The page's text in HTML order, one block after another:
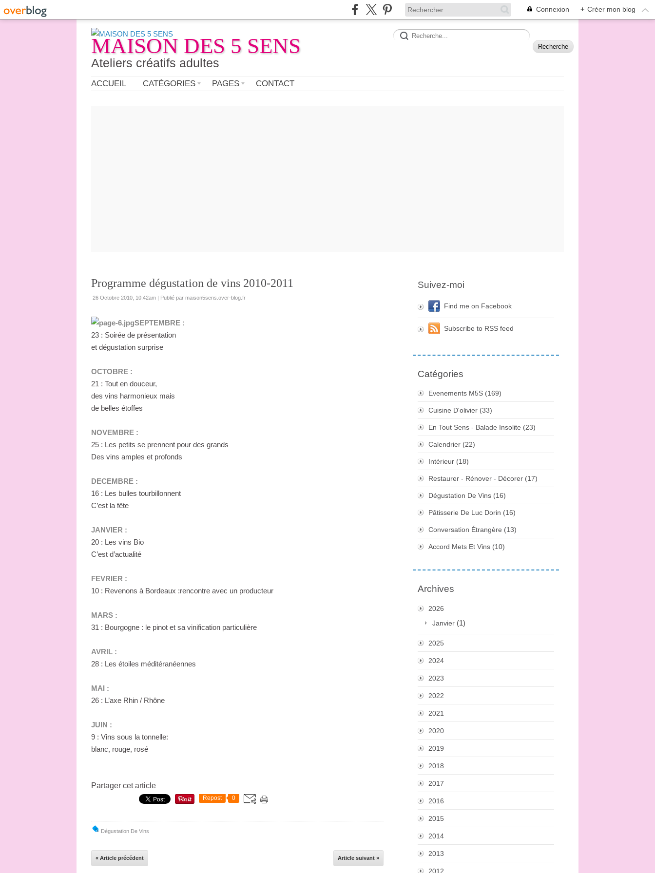
Connexion + Créer mon blog
MAISON DES 5 SENS
Ateliers créatifs adultes
ACCUEIL CATÉGORIES PAGES CONTACT
Programme dégustation de vins 2010-2011
26 Octobre 2010, 10:42am | Publié par maison5sens.over-blog.fr
SEPTEMBRE :
23 : Soirée de présentation
et dégustation surprise
OCTOBRE :
21 : Tout en douceur,
des vins harmonieux mais
de belles étoffes
NOVEMBRE :
25 : Les petits se prennent pour des grands
Des vins amples et profonds
DECEMBRE :
16 : Les bulles tourbillonnent
C’est la fête
JANVIER :
20 : Les vins Bio
C’est d’actualité
FEVRIER :
10 : Revenons à Bordeaux :rencontre avec un producteur
MARS :
31 : Bourgogne : le pinot et sa vinification particulière
AVRIL :
28 : Les étoiles méditéranéennes
MAI :
26 : L’axe Rhin / Rhône
JUIN :
9 : Vins sous la tonnelle:
blanc, rouge, rosé
Partager cet article
Repost 0
Dégustation De Vins
« Article précédent Article suivant »
Suivez-moi
Find me on Facebook
Subscribe to RSS feed
Catégories
Evenements M5S (169)
Cuisine D'olivier (33)
En Tout Sens - Balade Insolite (23)
Calendrier (22)
Intérieur (18)
Restaurer - Rénover - Décorer (17)
Dégustation De Vins (16)
Pâtisserie De Luc Dorin (16)
Conversation Étrangère (13)
Accord Mets Et Vins (10)
Archives
2026
Janvier (1)
2025
2024
2023
2022
2021
2020
2019
2018
2017
2016
2015
2014
2013
2012